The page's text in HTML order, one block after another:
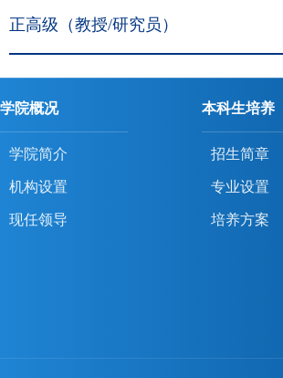
正高级（教授/研究员）
学院概况
学院简介
机构设置
现任领导
本科生培养
招生简章
专业设置
培养方案